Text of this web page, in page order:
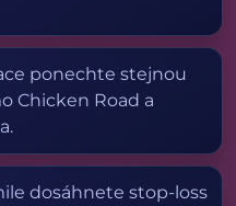
ponechte stejnou
Chicken Road a
dosáhnete stop-loss